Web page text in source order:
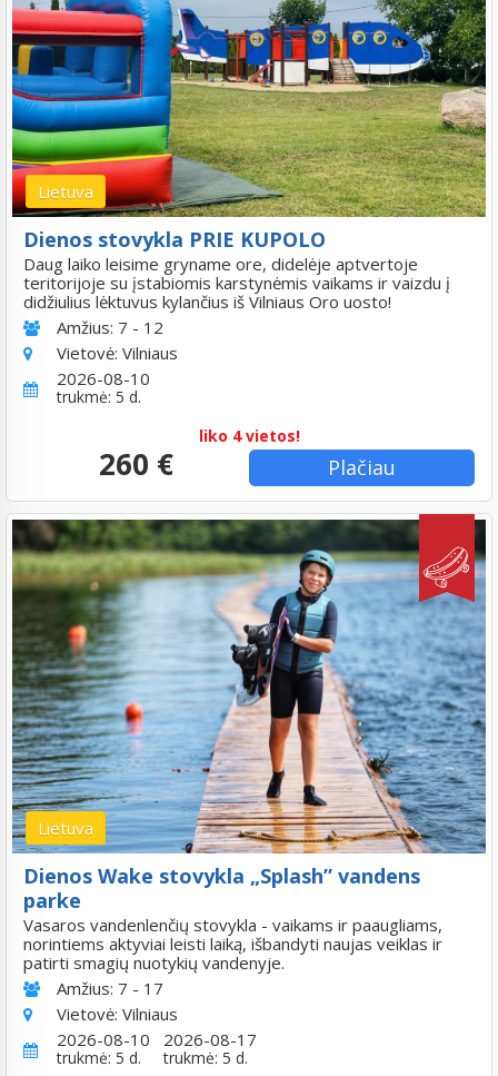
Lietuva
Dienos stovykla PRIE KUPOLO
Daug laiko leisime gryname ore, didelėje aptvertoje
teritorijoje su įstabiomis karstynėmis vaikams ir vaizdu į
didžiulius lėktuvus kylančius iš Vilniaus Oro uosto!
Amžius: 7 - 12
Vietovė: Vilniaus
2026-08-10
trukmė: 5 d.
liko 4 vietos!
260 € Plačiau
Lietuva
Dienos Wake stovykla „Splash” vandens
parke
Vasaros vandenlenčių stovykla - vaikams ir paaugliams,
norintiems aktyviai leisti laiką, išbandyti naujas veiklas ir
patirti smagių nuotykių vandenyje.
Amžius: 7 - 17
Vietovė: Vilniaus
2026-08-10
trukmė: 5 d.
2026-08-17
trukmė: 5 d.